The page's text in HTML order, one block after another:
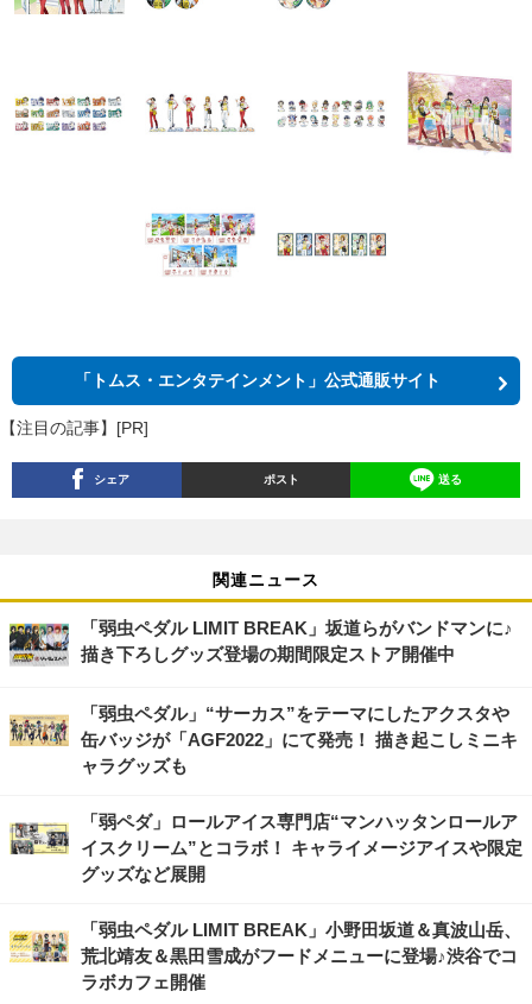
「トムス・エンタテインメント」公式通販サイト
【注目の記事】[PR]
シェア ポスト 送る
関連ニュース
「弱虫ペダル LIMIT BREAK」坂道らがバンドマンに♪
描き下ろしグッズ登場の期間限定ストア開催中
「弱虫ペダル」“サーカス”をテーマにしたアクスタや
缶バッジが「AGF2022」にて発売！ 描き起こしミニキ
ャラグッズも
「弱ペダ」ロールアイス専門店“マンハッタンロールア
イスクリーム”とコラボ！ キャライメージアイスや限定
グッズなど展開
「弱虫ペダル LIMIT BREAK」小野田坂道＆真波山岳、
荒北靖友＆黒田雪成がフードメニューに登場♪渋谷でコ
ラボカフェ開催